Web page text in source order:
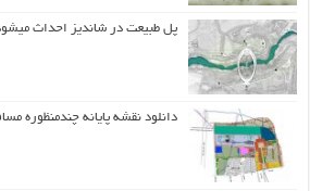
پل طبیعت در شاندیز احداث
دانلود نقشه پایانه چندمنظوره